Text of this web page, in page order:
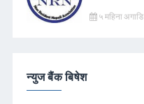
५ महिना अगाडि
न्युज बैंक बिषेश